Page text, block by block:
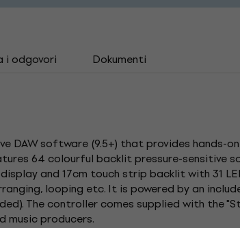
i odgovori Dokumenti
DAW software (9.5+) that provides hands-
64 colourful backlit pressure-sensitive
and 17cm touch strip backlit with 31
looping etc. It is powered by an
The controller comes supplied with the
music producers.